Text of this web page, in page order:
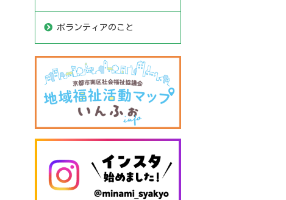
ボランティアのこと